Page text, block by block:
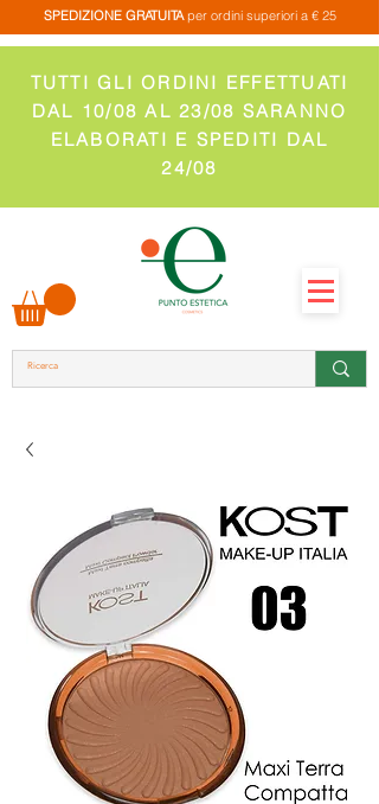
SPEDIZIONE GRATUITAper ordini superiori a € 25
TUTTI GLI ORDINI EFFETTUATI
DAL 10/08 AL 23/08 SARANNO
ELABORATI E SPEDITI DAL
24/08